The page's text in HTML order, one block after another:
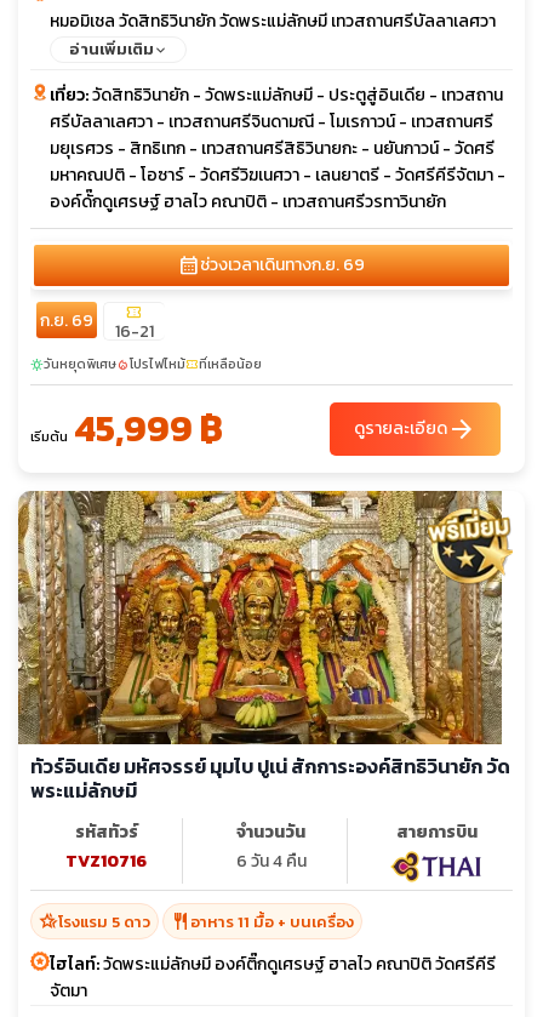
หมอมิเชล วัดสิทธิวินายัก วัดพระแม่ลักษมี เทวสถานศรีบัลลาเลศวา
เทวสถานศรีจินดามณี เทวสถานศรีมยุเรศวร เทวสถานศรีสิธิวินายกะ
ฮาลไว คณาปิติ เทวสถานศรีวรทาวินายัก
อ่านเพิ่มเติม
เที่ยว:วัดสิทธิวินายัก - วัดพระแม่ลักษมี - ประตูสู่อินเดีย - เทวสถาน
ศรีบัลลาเลศวา - เทวสถานศรีจินดามณี - โมเรกาวน์ - เทวสถานศรี
มยุเรศวร - สิทธิเทก - เทวสถานศรีสิธิวินายกะ - นยันกาวน์ - วัดศรี
มหาคณปติ - โอซาร์ - วัดศรีวิฆเนศวา - เลนยาตรี - วัดศรีคีรีจัตมา -
องค์ดั๊กดูเศรษฐ์ ฮาลไว คณาปิติ - เทวสถานศรีวรทาวินายัก
calendar_monthช่วงเวลาเดินทางก.ย. 69
ก.ย. 69 confirmation_number
16-21
sunnyวันหยุดพิเศษlocal_fire_departmentโปรไฟไหม้confirmation_numberที่เหลือน้อย
เริ่มต้น 45,999 ฿ ดูรายละเอียดarrow_forward
ทัวร์อินเดีย มหัศจรรย์ มุมไบ ปูเน่ สักการะองค์สิทธิวินายัก วัด
พระแม่ลักษมี
รหัสทัวร์
TVZ10716
จำนวนวัน
6 วัน 4 คืน
สายการบิน
hotel_classโรงแรม 5 ดาว restaurant อาหาร 11 มื้อ + บนเครื่อง
ไฮไลท์:วัดพระแม่ลักษมี องค์ติ๊กดูเศรษฐ์ ฮาลไว คณาปิติ วัดศรีคีรี
จัตมา